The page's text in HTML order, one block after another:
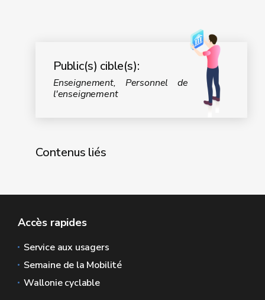
Public(s) cible(s):
Enseignement, Personnel de
l'enseignement
Contenus liés
Accès rapides
Service aux usagers
Semaine de la Mobilité
Wallonie cyclable